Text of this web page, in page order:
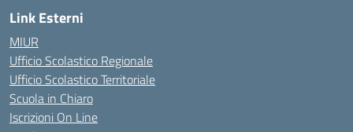
Link Esterni
MIUR
Ufficio Scolastico Regionale
Ufficio Scolastico Territoriale
Scuola in Chiaro
Iscrizioni On Line